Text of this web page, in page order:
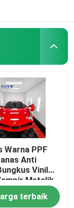
Warna PPF
Anti
Vinil
Metalik
terbaik